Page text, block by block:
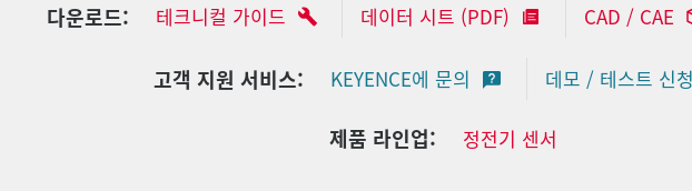
다운로드: 테크니컬 가이드 데이터 시트 (PDF) CAD / CAE
고객 지원 서비스: KEYENCE에 문의 데모 / 테스트 신청
제품 라인업: 정전기 센서